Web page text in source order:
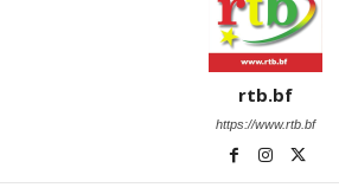
rtb.bf
https://www.rtb.bf